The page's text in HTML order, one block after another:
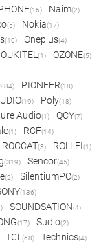
(16) Naim(2)
(5) Nokia(17)
(10) Oneplus(4)
OUKITEL (1) OZONE(5)
PIONEER(18)
(19) Poly(18)
Audio(1) QCY(7)
(1) RCF(14)
ROCCAT(3) ROLLEI(1)
(319) Sencor(45)
(2) SilentiumPC(2)
(136)
SOUNDSATION(4)
(17) Sudio(2)
TCL (68) Technics(4)